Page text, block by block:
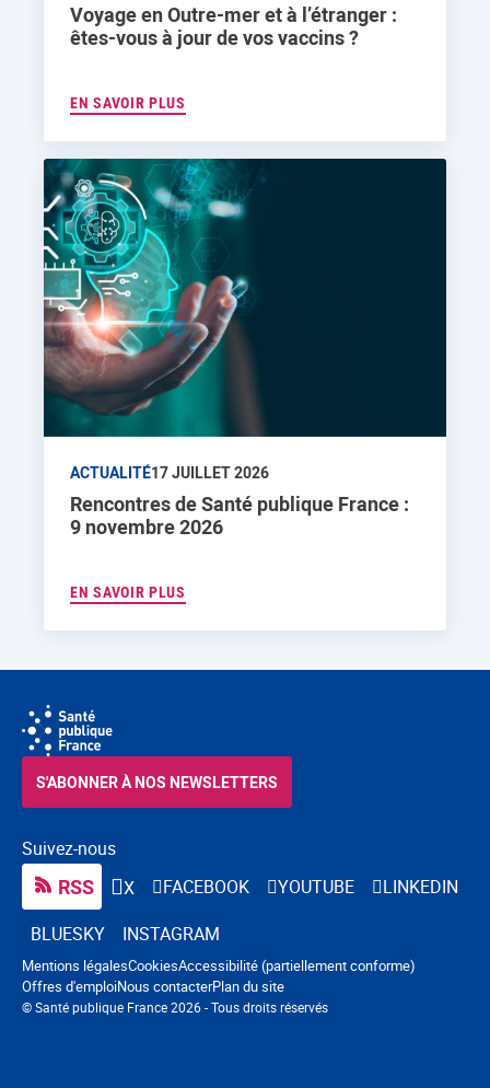
Voyage en Outre-mer et à l’étranger :
êtes-vous à jour de vos vaccins ?
EN SAVOIR PLUS
ACTUALITÉ17 JUILLET 2026
Rencontres de Santé publique France :
9 novembre 2026
EN SAVOIR PLUS
Suivez-nous
RSS X FACEBOOK YOUTUBE
LINKEDIN
BLUESKY
INSTAGRAM
S'ABONNER À NOS NEWSLETTERS
© Santé publique France 2026 - Tous droits réservés
Navigation pied de page
Mentions légalesCookiesAccessibilité (partiellement conforme)
Offres d'emploiNous contacterPlan du site